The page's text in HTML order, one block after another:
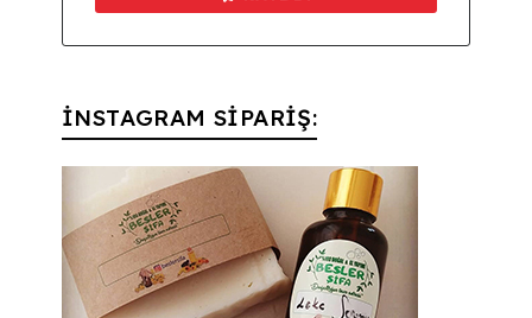
İNSTAGRAM SİPARİŞ: